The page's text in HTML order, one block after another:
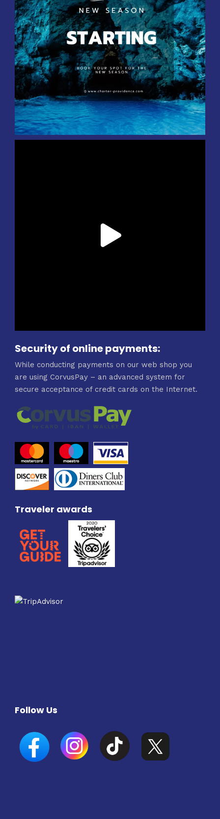
Security of online payments:
While conducting payments on our web shop you
are using CorvusPay – an advanced system for
secure acceptance of credit cards on the Internet.
Traveler awards
Follow Us